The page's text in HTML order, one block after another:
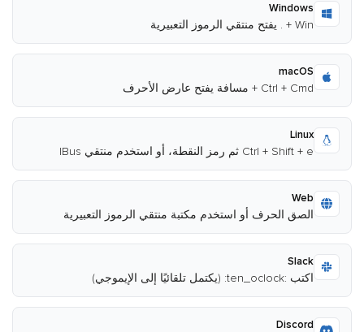
Windows
Win + . يفتح منتقي الرموز التعبيرية
macOS
Ctrl + Cmd + مسافة يفتح عارض الأحرف
Linux
Ctrl + Shift + e ثم رمز النقطة، أو استخدم منتقي IBus
Web
الصق الحرف أو استخدم مكتبة منتقي الرموز التعبيرية
Slack
اكتب :ten_oclock: (يكتمل تلقائيًا إلى الإيموجي)
Discord